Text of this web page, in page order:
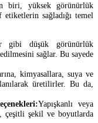
biri, yüksek görünürlük
sağladığı temel
gibi düşük görünürlük
sağlar. Bu sayede
kimyasallara, suya ve
üretilirler. Bu da,
Yapışkanlı veya
çeşitli şekil ve boyutlarda